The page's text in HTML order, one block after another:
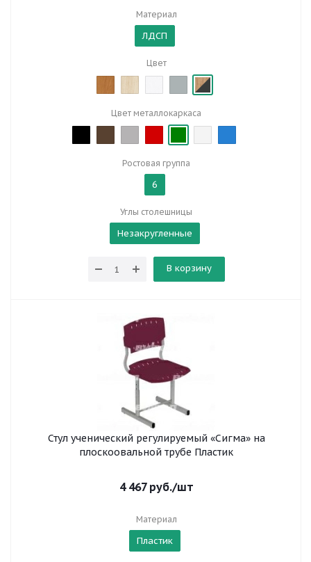
Материал
ЛДСП
Цвет
Цвет металлокаркаса
Ростовая группа
6
Углы столешницы
Незакругленные
В корзину
Стул ученический регулируемый «Сигма» на
плоскоовальной трубе Пластик
4 467руб./шт
Материал
Пластик